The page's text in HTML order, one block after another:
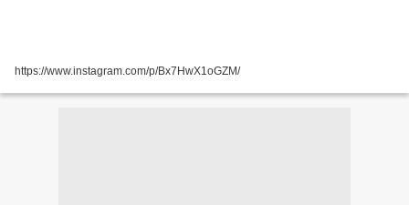
https://www.instagram.com/p/Bx7HwX1oGZM/